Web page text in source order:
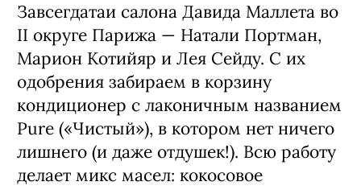
Завсегдатаи салона Давида Маллета во
II округе Парижа — Натали Портман,
Марион Котийяр и Лея Сейду. С их
одобрения забираем в корзину
кондиционер с лаконичным названием
Pure («Чистый»), в котором нет ничего
лишнего (и даже отдушек!). Всю работу
делает микс масел: кокосовое